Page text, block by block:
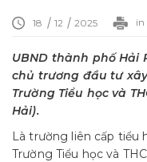
18 12 2025 in
UBND thành phố Hải
chủ trương đầu tư
Trường Tiểu học và
Hải).
Là trường liên cấp tiểu
Trường Tiểu học và